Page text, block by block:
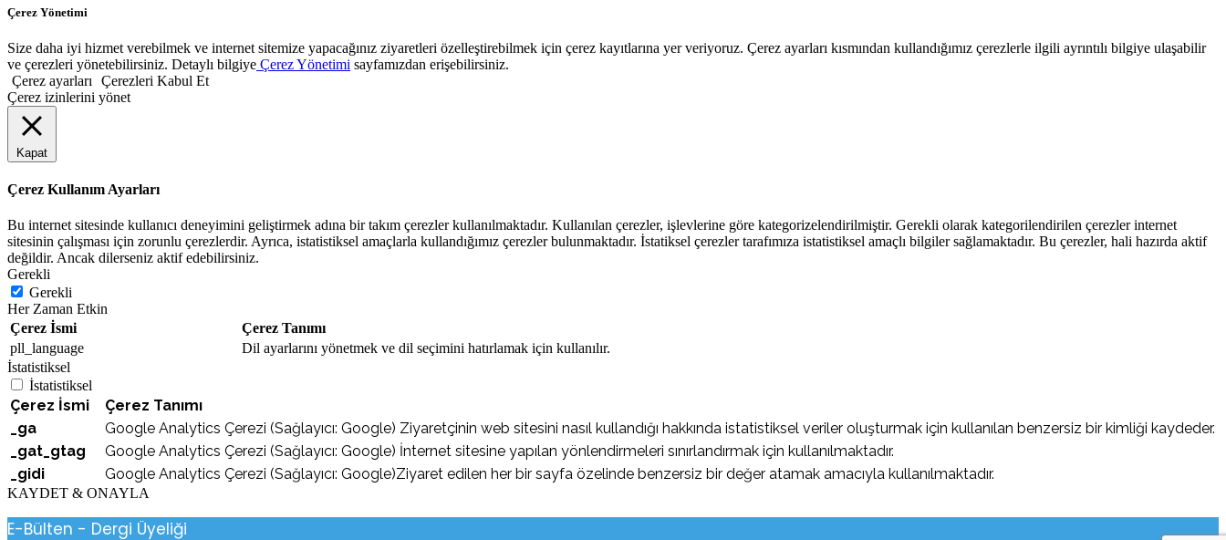
Çerez Yönetimi
Size daha iyi hizmet verebilmek ve internet sitemize yapacağınız ziyaretleri özelleştirebilmek için çerez kayıtlarına yer veriyoruz. Çerez ayarları kısmından kullandığımız çerezlerle ilgili ayrıntılı bilgiye ulaşabilir
ve çerezleri yönetebilirsiniz. Detaylı bilgiye Çerez Yönetimi sayfamızdan erişebilirsiniz.
Çerez ayarları
Çerezleri Kabul Et
Çerez izinlerini yönet
Kapat
Çerez Kullanım Ayarları
Bu internet sitesinde kullanıcı deneyimini geliştirmek adına bir takım çerezler kullanılmaktadır. Kullanılan çerezler, işlevlerine göre kategorizelendirilmiştir. Gerekli olarak kategorilendirilen çerezler internet
sitesinin çalışması için zorunlu çerezlerdir. Ayrıca, istatistiksel amaçlarla kullandığımız çerezler bulunmaktadır. İstatiksel çerezler tarafımıza istatistiksel amaçlı bilgiler sağlamaktadır. Bu çerezler, hali hazırda aktif
değildir. Ancak dilerseniz aktif edebilirsiniz.
Gerekli
Gerekli
Her Zaman Etkin
Çerez İsmi
Çerez Tanımı
pll_language
Dil ayarlarını yönetmek ve dil seçimini hatırlamak için kullanılır.
İstatistiksel
İstatistiksel
Çerez İsmi
Çerez Tanımı
_ga
Google Analytics Çerezi (Sağlayıcı: Google) Ziyaretçinin web sitesini nasıl kullandığı hakkında istatistiksel veriler oluşturmak için kullanılan benzersiz bir kimliği kaydeder.
_gat_gtag
Google Analytics Çerezi (Sağlayıcı: Google) İnternet sitesine yapılan yönlendirmeleri sınırlandırmak için kullanılmaktadır.
_gidi
Google Analytics Çerezi (Sağlayıcı: Google)Ziyaret edilen her bir sayfa özelinde benzersiz bir değer atamak amacıyla kullanılmaktadır.
KAYDET & ONAYLA
E-Bülten - Dergi Üyeliği